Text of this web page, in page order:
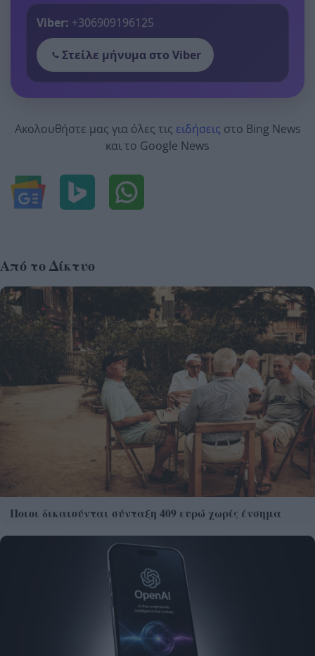
Viber: +306909196125
Στείλε μήνυμα στο Viber
Ακολουθήστε μας για όλες τις ειδήσεις στο Bing News
και το Google News
Από το Δίκτυο
Ποιοι δικαιούνται σύνταξη 409 ευρώ χωρίς ένσημα